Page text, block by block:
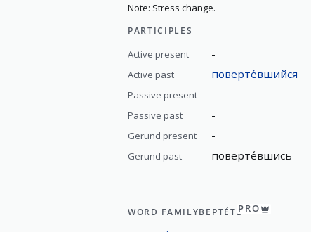
Note: Stress change.
PARTICIPLES
Active present -
Active past поверте́вшийся
Passive present -
Passive past -
Gerund present -
Gerund past поверте́вшись
WORD FAMILYВЕРТЕ́ТЬPRO